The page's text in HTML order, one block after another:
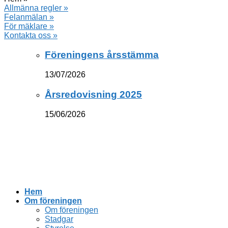
Allmänna regler »
Felanmälan »
För mäklare »
Kontakta oss »
Föreningens årsstämma
13/07/2026
Årsredovisning 2025
15/06/2026
Hem
Om föreningen
Om föreningen
Stadgar